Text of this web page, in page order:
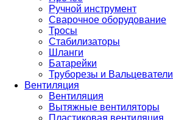
Ручной инструмент
Сварочное оборудование
Тросы
Стабилизаторы
Шланги
Батарейки
Труборезы и Вальцеватели
Вентиляция
Вентиляция
Вытяжные вентиляторы